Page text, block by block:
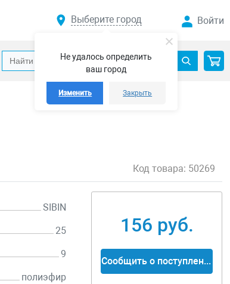
Не удалось определить
ваш город
Изменить Закрыть
Выберите город Войти
Код товара: 50269
SIBIN
25
9
полиэфир
156 руб.
Сообщить о поступлении